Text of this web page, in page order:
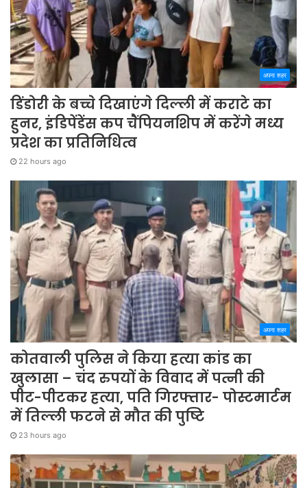
अपना शहर
डिंडोरी के बच्चे दिखाएंगे दिल्ली में कराटे का
हुनर, इंडिपेंडेंस कप चैंपियनशिप में करेंगे मध्य
प्रदेश का प्रतिनिधित्व
22 hours ago
अपना शहर
कोतवाली पुलिस ने किया हत्या कांड का
खुलासा – चंद रुपयों के विवाद में पत्नी की
पीट-पीटकर हत्या, पति गिरफ्तार- पोस्टमार्टम
में तिल्ली फटने से मौत की पुष्टि
23 hours ago